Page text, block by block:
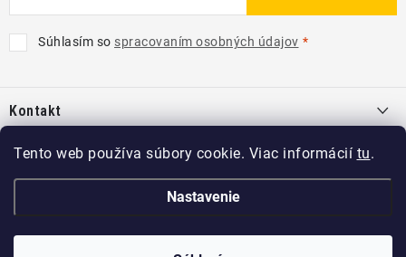
Tento web používa súbory cookie. Viac informácií tu.
Nastavenie
Súhlasím so spracovaním osobných údajov
pKontakt
info @ kcshop.sk
+421 918 725 111
Kategórie
O nás